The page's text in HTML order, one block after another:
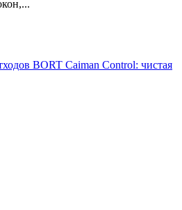
BORT Caiman Control: чистая